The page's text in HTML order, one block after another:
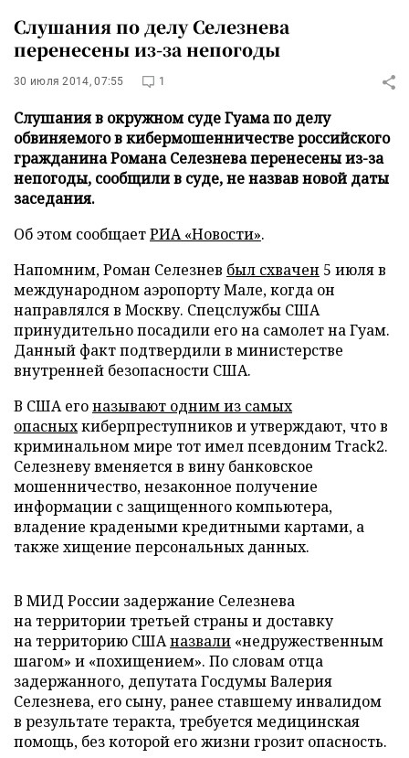
Слушания по делу Селезнева
перенесены из-за непогоды
30 июля 2014, 07:55 1
Слушания в окружном суде Гуама по делу
обвиняемого в кибермошенничестве российского
гражданина Романа Селезнева перенесены из-за
непогоды, сообщили в суде, не назвав новой даты
заседания.
Об этом сообщаетРИА «Новости».
Напомним, Роман Селезнев был схвачен 5 июля в
международном аэропорту Мале, когда он
направлялся в Москву. Спецслужбы США
принудительно посадили его на самолет на Гуам.
Данный факт подтвердили в министерстве
внутренней безопасности США.
В США егоназывают одним из самых
опасныхкиберпреступников и утверждают, что в
криминальном мире тот имел псевдоним Track2.
Селезневу вменяется в вину банковское
мошенничество, незаконное получение
информации с защищенного компьютера,
владение крадеными кредитными картами, а
также хищение персональных данных.
В МИД России задержание Селезнева
на территории третьей страны и доставку
на территорию СШАназвали «недружественным
шагом» и «похищением». По словам отца
задержанного, депутата Госдумы Валерия
Селезнева, его сыну, ранее ставшему инвалидом
в результате теракта, требуется медицинская
помощь, без которой его жизни грозит опасность.